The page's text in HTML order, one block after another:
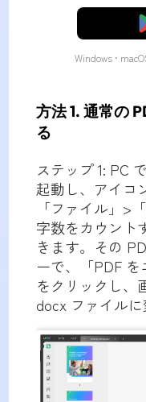
Windows •
方法 1. 通常の
る
ステップ 1: PC
起動し、アイコ
「ファイル」>
字数をカウント
きます。その
ーで、「PDF を
をクリックし、
docx ファイルに